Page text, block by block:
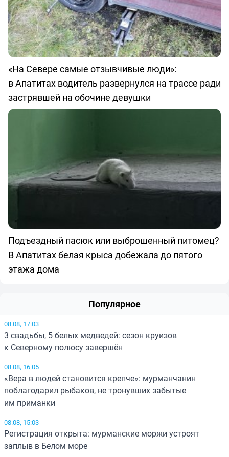
«На Севере самые отзывчивые люди»:
в Апатитах водитель развернулся на трассе ради
застрявшей на обочине девушки
Подъездный пасюк или выброшенный питомец?
В Апатитах белая крыса добежала до пятого
этажа дома
Популярное
08.08, 17:03
3 свадьбы, 5 белых медведей: сезон круизов
к Северному полюсу завершён
08.08, 16:05
«Вера в людей становится крепче»: мурманчанин
поблагодарил рыбаков, не тронувших забытые
им приманки
08.08, 15:03
Регистрация открыта: мурманские моржи устроят
заплыв в Белом море